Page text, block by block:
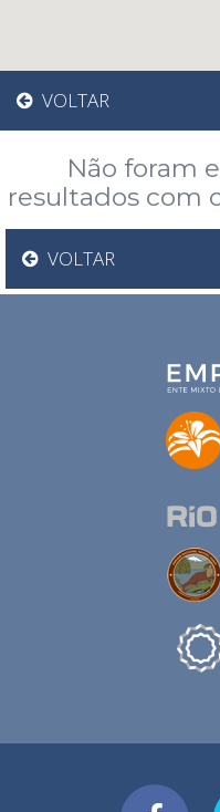
VOLTAR
Não foram
resultados com
VOLTAR